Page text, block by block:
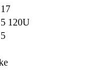
120U